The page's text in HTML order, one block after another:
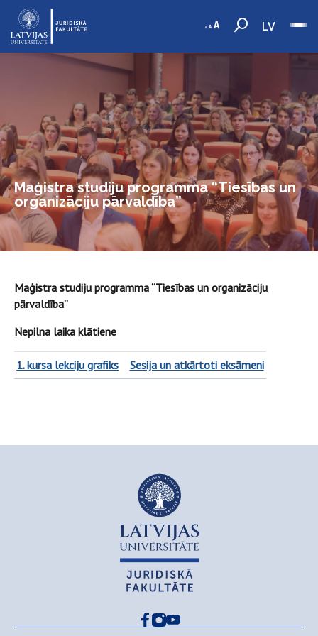
LV
Maģistra studiju programma “Tiesības un
organizāciju pārvaldība”
Maģistra studiju programma “Tiesības un organizāciju
pārvaldība”
Nepilna laika klātiene
1. kursa lekciju grafiks Sesija un atkārtoti eksāmeni